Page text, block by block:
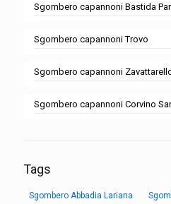
Sgombero capannoni Bastida
Sgombero capannoni Trovo
Sgombero capannoni
Sgombero capannoni Corvino
Tags
Sgombero Abbadia Lariana